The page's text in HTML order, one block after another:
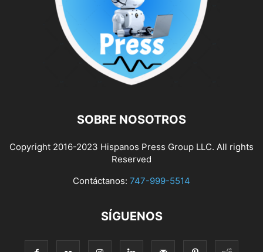
SOBRE NOSOTROS
Copyright 2016-2023 Hispanos Press Group LLC. All rights
Reserved
Contáctanos: 747-999-5514
SÍGUENOS